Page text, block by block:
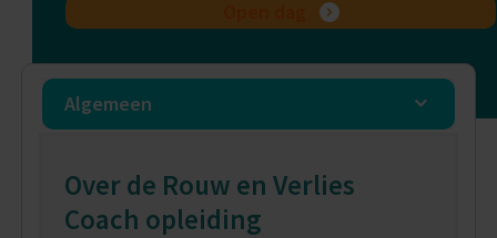
Algemeen
Over de Rouw en Verlies
Coach opleiding